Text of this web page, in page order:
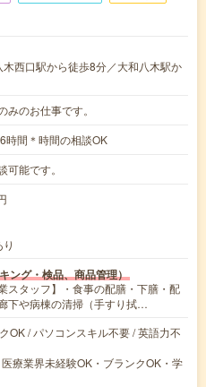
西口駅から徒歩8分／大和八木駅か
のお仕事です。
時間＊時間の相談OK
能です。
ング・検品、商品管理）
スタッフ】・食事の配膳・下膳・配
下や病棟の清掃（手すり拭…
OK / パソコンスキル不要 / 英語力不
療業界未経験OK・ブランクOK・学